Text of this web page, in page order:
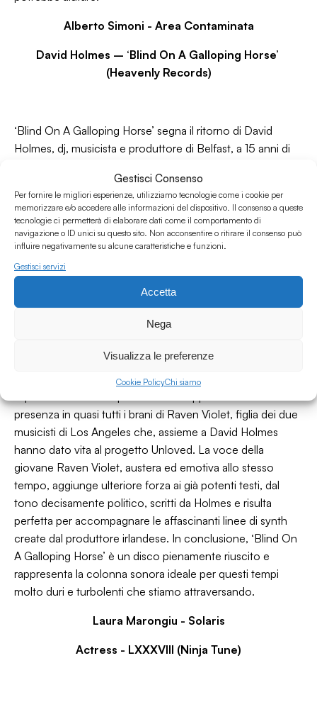
Gestisci Consenso
Per fornire le migliori esperienze, utilizziamo tecnologie come i cookie per
memorizzare e/o accedere alle informazioni del dispositivo. Il consenso a queste
tecnologie ci permetterà di elaborare dati come il comportamento di
navigazione o ID unici su questo sito. Non acconsentire o ritirare il consenso può
influire negativamente su alcune caratteristiche e funzioni.
Gestisci servizi
Accetta
Nega
Visualizza le preferenze
Cookie PolicyChi siamo
Alberto Simoni - Area Contaminata
David Holmes – ‘Blind On A Galloping Horse’
(Heavenly Records)
‘Blind On A Galloping Horse’ segna il ritorno di David
Holmes, dj, musicista e produttore di Belfast, a 15 anni di
Pictures’. Durante questo lungo periodo, Holmes non è
certo rimasto lontano dallo studio di registrazione, avendo
pubblicato diverse colonne sonore, sia per film che per
serie tv, nonché alcuni lavori con la band degli Unloved.
L’album è stato anticipato da alcuni singoli usciti solo in
digitale: ‘Hope is the Last Thing To Die’ nel 2021, ‘It’s Over
If We Run Out Of Love’ co-scritta con Noel Gallagher nel
2022, ai quali hanno fatto seguito più recentemente
‘Necessary Genius’, toccante omaggio agli outsiders e
Apologising’.
Una novità importante
presenza in quasi tutti i brani di Raven Violet, figlia dei due
musicisti di Los Angeles che, assieme a David Holmes
hanno dato vita al progetto Unloved. La voce della
giovane Raven Violet, austera ed emotiva allo stesso
tempo, aggiunge ulteriore forza ai già potenti testi, dal
tono decisamente politico, scritti da Holmes e risulta
perfetta per accompagnare le affascinanti linee di synth
create dal produttore irlandese. In conclusione, ‘Blind On
A Galloping Horse’ è un disco pienamente riuscito e
rappresenta la colonna sonora ideale per questi tempi
molto duri e turbolenti che stiamo attraversando.
Laura Marongiu - Solaris
Actress - LXXXVIII (Ninja Tune)